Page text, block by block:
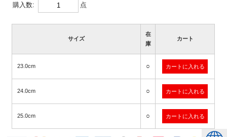
購入数: 点
サイズ
在
庫
カート
23.0cm ○
24.0cm ○
25.0cm ○